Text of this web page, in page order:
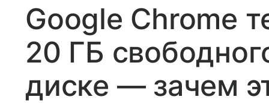
Google Chrome
20 ГБ
диске — зачем